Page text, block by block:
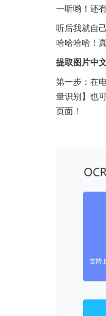
一听哟！还
听后我就自
哈哈哈哈！
提取图片中
第一步：在
量识别】也
页面！